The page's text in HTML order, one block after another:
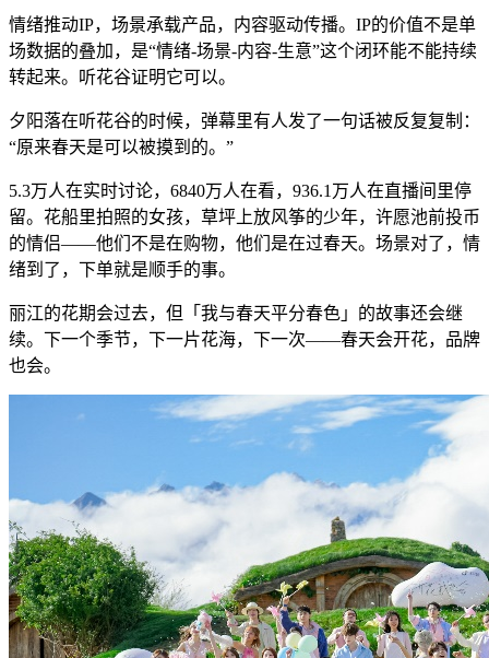
情绪推动IP，场景承载产品，内容驱动传播。IP的价值不是单
场数据的叠加，是“情绪-场景-内容-生意”这个闭环能不能持续
转起来。听花谷证明它可以。
夕阳落在听花谷的时候，弹幕里有人发了一句话被反复复制：
“原来春天是可以被摸到的。”
5.3万人在实时讨论，6840万人在看，936.1万人在直播间里停
留。花船里拍照的女孩，草坪上放风筝的少年，许愿池前投币
的情侣——他们不是在购物，他们是在过春天。场景对了，情
绪到了，下单就是顺手的事。
丽江的花期会过去，但「我与春天平分春色」的故事还会继
续。下一个季节，下一片花海，下一次——春天会开花，品牌
也会。